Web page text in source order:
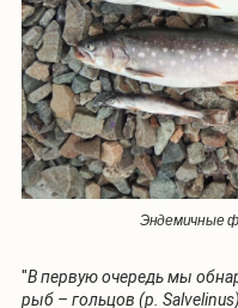
Эндемичные
"В первую очередь мы
рыб – гольцов (р.